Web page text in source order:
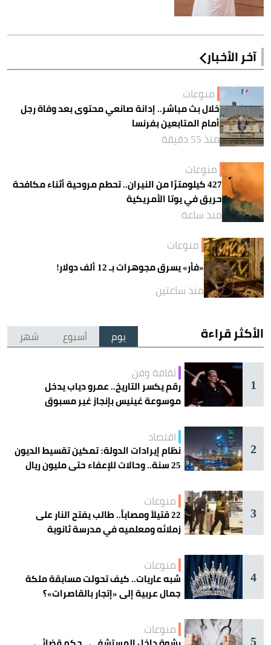
آخر الأخبار
منوعات
خلال بث مباشر.. إدانة صانعي محتوى بعد وفاة رجل
أمام المتابعين بفرنسا
منذ 55 دقيقة
منوعات
427 كيلومترًا من النيران.. تحطم مروحية أثناء مكافحة
حريق في يوتا الأمريكية
منذ ساعة
منوعات
«فأر» يسرق مجوهرات بـ 12 ألف دولار!
منذ ساعتين
الأكثر قراءة يوم أسبوع شهر
1
ثقافة وفن
رقم يكسر التاريخ.. عمرو دياب يدخل
موسوعة غينيس بإنجاز غير مسبوق
2
اقتصاد
نظام إيرادات الدولة: تمكين تقسيط الديون
25 سنة.. وحالات للإعفاء حتى مليون ريال
3
منوعات
22 قتيلاً ومصاباً.. طالب يفتح النار على
زملائه ومعلميه في مدرسة ثانوية
4
منوعات
شبه عاريات.. كيف تحولت مسابقة ملكة
جمال عربية إلى «إتجار بالقاصرات»؟
منوعات